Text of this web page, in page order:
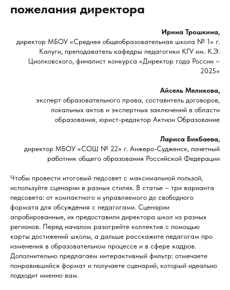
пожелания директора
Ирина Трошкина,
директор МБОУ «Средняя общеобразовательная школа № 1» г.
Калуги, преподаватель кафедры педагогики КГУ им. К.Э.
Циолковского, финалист конкурса «Директор года России –
2025»
Айсель Меликова,
эксперт образовательного права, составитель договоров,
локальных актов и экспертных заключений в области
образования, юрист-редактор Актион Образование
Лариса Бикбаева,
директор МБОУ «СОШ № 22» г. Анжеро-Судженск, почетный
работник общего образования Российской Федерации
Чтобы провести итоговый педсовет с максимальной пользой,
используйте сценарии в разных стилях. В статье – три варианта
педсовета: от компактного и управляемого до свободного
формата для обсуждения с педагогами. Сценарии
апробированные, их предоставили директора школ из разных
регионов. Перед началом разогрейте коллектив с помощью
карты достижений школы, а дальше расскажите педагогам про
изменения в образовательном процессе и в сфере кадров.
Дополнительно предлагаем интерактивный фильтр: отмечаете
понравившийся формат и получаете сценарий, который идеально
подходит именно вам.